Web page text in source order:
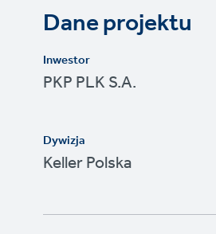
Dane projektu
Inwestor
PKP PLK S.A.
Dywizja
Keller Polska